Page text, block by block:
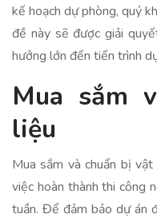
kế hoạch dự phòng, quý
đề này sẽ được giải
hưởng lớn đến tiến trình
Mua sắm
liệu
Mua sắm và chuẩn bị
việc hoàn thành thi công
tuần. Để đảm bảo dự án